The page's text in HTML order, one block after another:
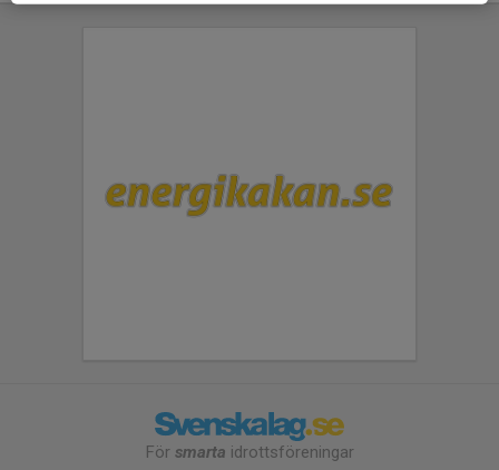
För smarta idrottsföreningar